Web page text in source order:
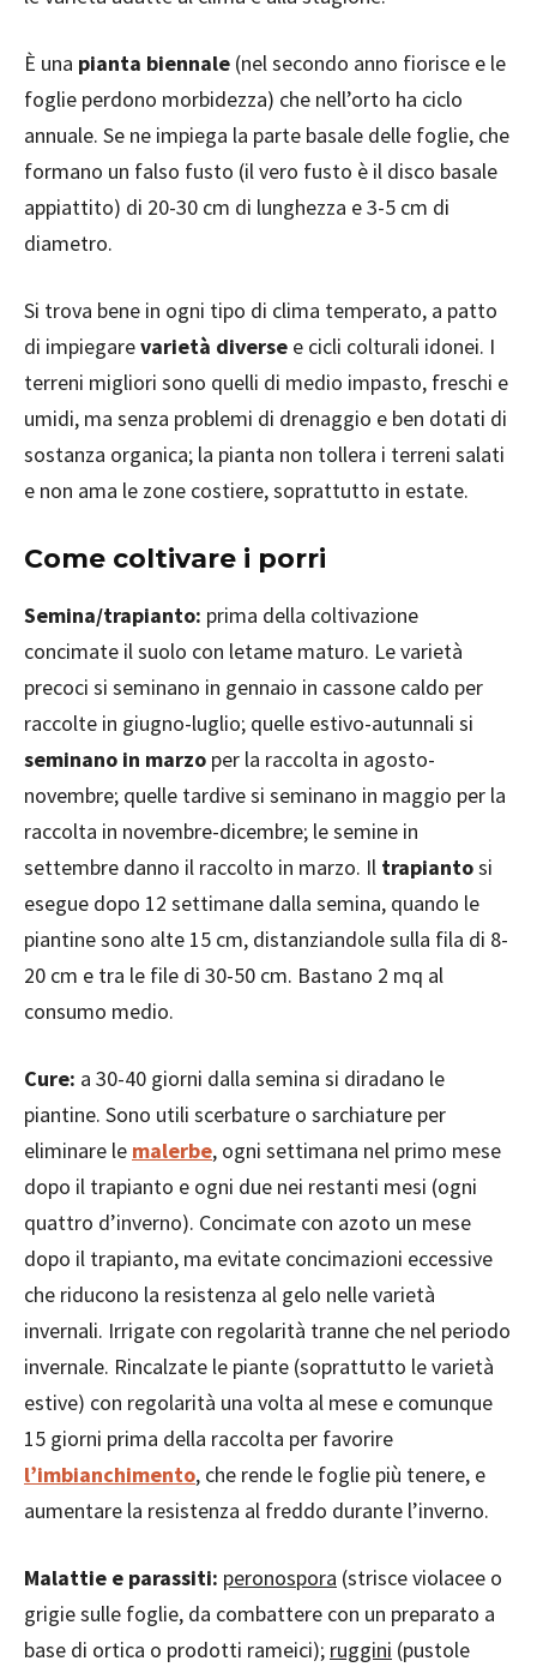
È una pianta biennale (nel secondo anno fiorisce e le
foglie perdono morbidezza) che nell’orto ha ciclo
annuale. Se ne impiega la parte basale delle foglie, che
formano un falso fusto (il vero fusto è il disco basale
appiattito) di 20-30 cm di lunghezza e 3-5 cm di
diametro.
Si trova bene in ogni tipo di clima temperato, a patto
di impiegarevarietà diverse e cicli colturali idonei. I
terreni migliori sono quelli di medio impasto, freschi e
umidi, ma senza problemi di drenaggio e ben dotati di
sostanza organica; la pianta non tollera i terreni salati
e non ama le zone costiere, soprattutto in estate.
Come coltivare i porri
Semina/trapianto: prima della coltivazione
concimate il suolo con letame maturo. Le varietà
precoci si seminano in gennaio in cassone caldo per
raccolte in giugno-luglio; quelle estivo-autunnali si
seminano in marzo per la raccolta in agosto-
novembre; quelle tardive si seminano in maggio per la
raccolta in novembre-dicembre; le semine in
settembre danno il raccolto in marzo. Il trapiantosi
esegue dopo 12 settimane dalla semina, quando le
piantine sono alte 15 cm, distanziandole sulla fila di 8-
20 cm e tra le file di 30-50 cm. Bastano 2 mq al
consumo medio.
Cure: a 30-40 giorni dalla semina si diradano le
piantine. Sono utili scerbature o sarchiature per
eliminare le malerbe, ogni settimana nel primo mese
dopo il trapianto e ogni due nei restanti mesi (ogni
quattro d’inverno). Concimate con azoto un mese
dopo il trapianto, ma evitate concimazioni eccessive
che riducono la resistenza al gelo nelle varietà
invernali. Irrigate con regolarità tranne che nel periodo
invernale. Rincalzate le piante (soprattutto le varietà
estive) con regolarità una volta al mese e comunque
15 giorni prima della raccolta per favorire
l’imbianchimento, che rende le foglie più tenere, e
aumentare la resistenza al freddo durante l’inverno.
Malattie e parassiti: peronospora (strisce violacee o
grigie sulle foglie, da combattere con un preparato a
base di ortica o prodotti rameici); ruggini (pustole